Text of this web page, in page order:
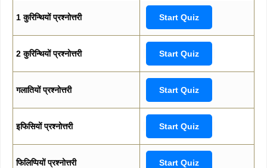
1 कुरिन्थियों प्रश्नोत्तरी Start Quiz
2 कुरिन्थियों प्रश्नोत्तरी Start Quiz
गलातियों प्रश्नोत्तरी Start Quiz
इफिसियों प्रश्नोत्तरी Start Quiz
फिलिप्पियों प्रश्नोत्तरी Start Quiz